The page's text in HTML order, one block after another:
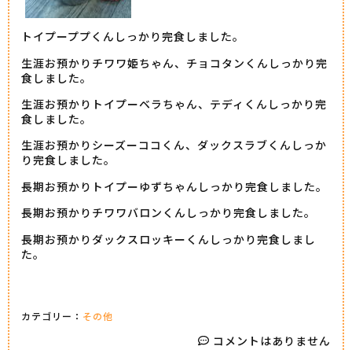
トイプーププくんしっかり完食しました。
生涯お預かりチワワ姫ちゃん、チョコタンくんしっかり完
食しました。
生涯お預かりトイプーベラちゃん、テディくんしっかり完
食しました。
生涯お預かりシーズーココくん、ダックスラブくんしっか
り完食しました。
長期お預かりトイプーゆずちゃんしっかり完食しました。
長期お預かりチワワバロンくんしっかり完食しました。
長期お預かりダックスロッキーくんしっかり完食しまし
た。
カテゴリー： その他
コメントはありません